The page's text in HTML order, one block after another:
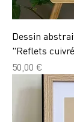
Dessin
"Reflets
Prix
50,00 €